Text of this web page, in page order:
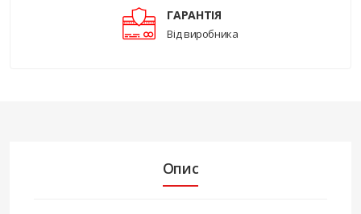
ГАРАНТІЯ
Від виробника
Опис